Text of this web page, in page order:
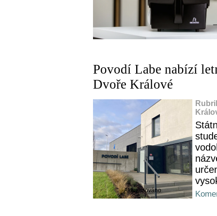
Povodí Labe nabízí
Dvoře Králové
Aktualizováno